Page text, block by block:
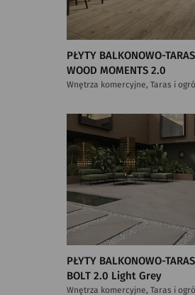
PŁYTY BALKONOWO-
WOOD MOMENTS 2.0
Wnętrza komercyjne, Taras i
PŁYTY BALKONOWO-
BOLT 2.0 Light Grey
Wnętrza komercyjne, Taras i